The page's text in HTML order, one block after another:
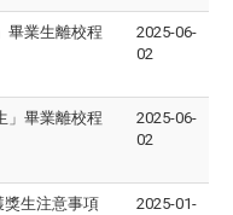
畢業生離校程
2025-06-
02
」畢業離校程
2025-06-
02
獎生注意事項
2025-01-